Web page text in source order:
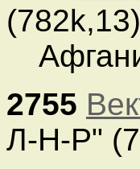
(782k,13)
2755
Л-Н-Р"